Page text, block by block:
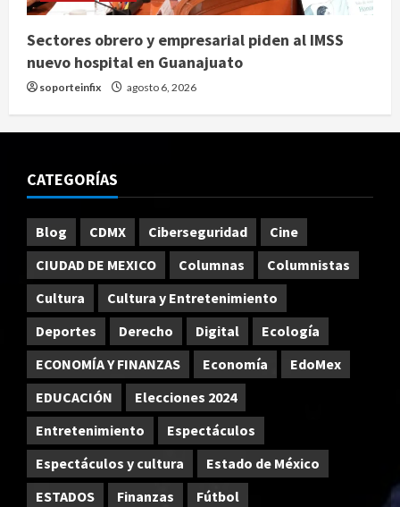
Sectores obrero y empresarial piden al IMSS
nuevo hospital en Guanajuato
soporteinfix agosto 6, 2026
CATEGORÍAS
Blog CDMX Ciberseguridad
Cine
CIUDAD DE MEXICO
Columnas
Columnistas
Cultura
Cultura y Entretenimiento
Deportes
Derecho Digital
Ecología
ECONOMÍA Y FINANZAS
Economía
EdoMex
EDUCACIÓN
Elecciones 2024
Entretenimiento
Espectáculos
Espectáculos y cultura
Estado de México
ESTADOS
Finanzas
Fútbol